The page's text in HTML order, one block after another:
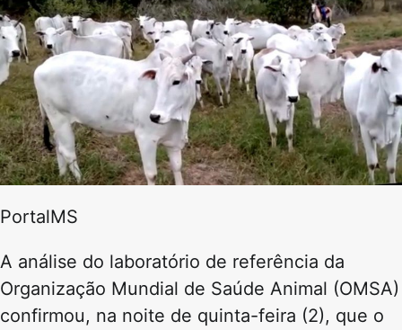
PortalMS
A análise do laboratório de referência da
Organização Mundial de Saúde Animal (OMSA)
confirmou, na noite de quinta-feira (2), que o